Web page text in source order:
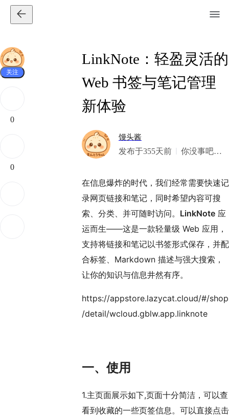
关注
0
0
LinkNote：轻盈灵活的
Web 书签与笔记管理
新体验
馒头酱
发布于355天前
你没事吧？
在信息爆炸的时代，我们经常需要快速记
录网页链接和笔记，同时希望内容可搜
索、分类、并可随时访问。 LinkNote 应
运而生——这是一款轻量级 Web 应用，
支持将链接和笔记以书签形式保存，并配
合标签、Markdown 描述与强大搜索，
让你的知识与信息井然有序。
https://appstore.lazycat.cloud/#/shop
/detail/wcloud.gblw.app.linknote
一、使用
1.主页面展示如下,页面十分简洁，可以查
看到收藏的一些页签信息。可以直接点击